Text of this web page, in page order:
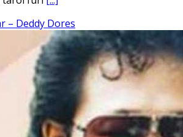
mbawa ba desa’aUhalo ube’e
Ena’o
Ciptaan Fajar Halawa Vocal Rendi Gulo